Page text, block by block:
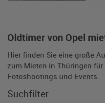
Oldtimer von Opel
Hier finden Sie eine große
zum Mieten in Thüringen
Fotoshootings und Events.
Suchfilter